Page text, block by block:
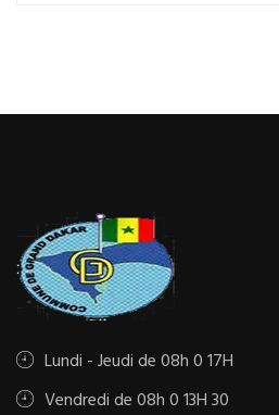
Lundi - Jeudi de 08h 0 17H
Vendredi de 08h 0 13H 30